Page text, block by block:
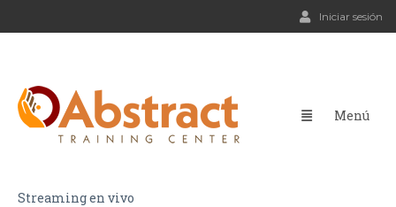
Iniciar sesión
Streaming en vivo